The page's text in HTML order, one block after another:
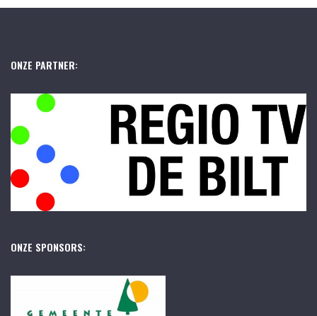
ONZE PARTNER:
ONZE SPONSORS: